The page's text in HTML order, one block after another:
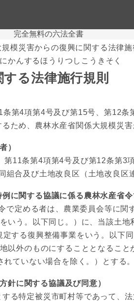
完全無料の六法全書
模災害からの復興に関する法律施
かんするほうりつしこうきそく
る法律施行規則
第4項第4号及び第15号、第12
ため、農林水産省関係大規模災
）
11条第4項第4号及び第12条第3
合及び土地改良区（土地改良区
に関する協議に係る農林水産省令
定める者は、農業委員会等に関
いう。以下同じ。）に、当該土
する復興整備事業をいう。以下
以外のものにすることとなるこ
ていない場合を除く。）とする。
針に関する協議及び同意）
る特定被災市町村等であって、